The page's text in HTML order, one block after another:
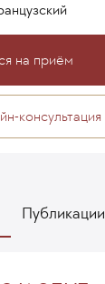
на приём
консультация
Публикации